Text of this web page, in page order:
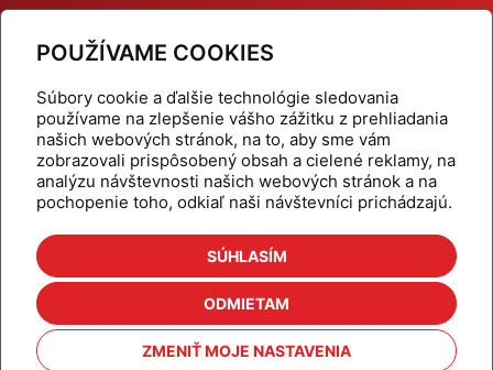
POUŽÍVAME COOKIES
Súbory cookie a ďalšie technológie sledovania
používame na zlepšenie vášho zážitku z prehliadania
našich webových stránok, na to, aby sme vám
zobrazovali prispôsobený obsah a cielené reklamy, na
analýzu návštevnosti našich webových stránok a na
pochopenie toho, odkiaľ naši návštevníci prichádzajú.
SÚHLASÍM
ODMIETAM
ZMENIŤ MOJE NASTAVENIA
Dynamické termostatické ventily
Domov
Produkty
Aktuality
Odber šikovné tipy
Kalkulačky
Cenníky
Na stiahnutie
Referencie
Kontakt